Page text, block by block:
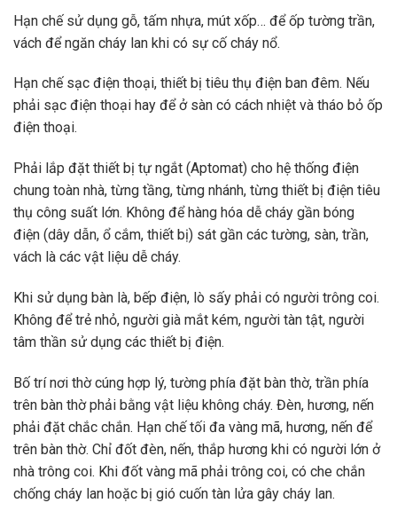
Hạn chế sử dụng gỗ, tấm nhựa, mút xốp… để ốp tường trần,
vách để ngăn cháy lan khi có sự cố cháy nổ.
Hạn chế sạc điện thoại, thiết bị tiêu thụ điện ban đêm. Nếu
phải sạc điện thoại hay để ở sàn có cách nhiệt và tháo bỏ ốp
điện thoại.
Phải lắp đặt thiết bị tự ngắt (Aptomat) cho hệ thống điện
chung toàn nhà, từng tầng, từng nhánh, từng thiết bị điện tiêu
thụ công suất lớn. Không để hàng hóa dễ cháy gần bóng
điện (dây dẫn, ổ cắm, thiết bị) sát gần các tường, sàn, trần,
vách là các vật liệu dễ cháy.
Khi sử dụng bàn là, bếp điện, lò sấy phải có người trông coi.
Không để trẻ nhỏ, người già mắt kém, người tàn tật, người
tâm thần sử dụng các thiết bị điện.
Bố trí nơi thờ cúng hợp lý, tường phía đặt bàn thờ, trần phía
trên bàn thờ phải bằng vật liệu không cháy. Đèn, hương, nến
phải đặt chắc chắn. Hạn chế tối đa vàng mã, hương, nến để
trên bàn thờ. Chỉ đốt đèn, nến, thắp hương khi có người lớn ở
nhà trông coi. Khi đốt vàng mã phải trông coi, có che chắn
chống cháy lan hoặc bị gió cuốn tàn lửa gây cháy lan.